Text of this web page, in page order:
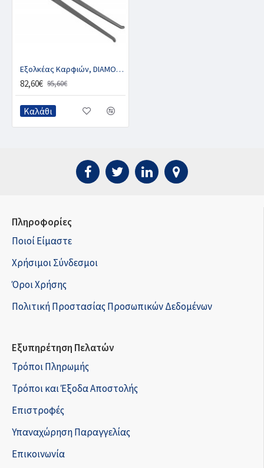
Εξολκέας Kαρφιών, DIAMOND NP12
82,60€ 95,60€
Καλάθι
Πληροφορίες
Ποιοί Είμαστε
Χρήσιμοι Σύνδεσμοι
Όροι Χρήσης
Πολιτική Προστασίας Προσωπικών Δεδομένων
Εξυπηρέτηση Πελατών
Τρόποι Πληρωμής
Τρόποι και Έξοδα Αποστολής
Επιστροφές
Υπαναχώρηση Παραγγελίας
Επικοινωνία